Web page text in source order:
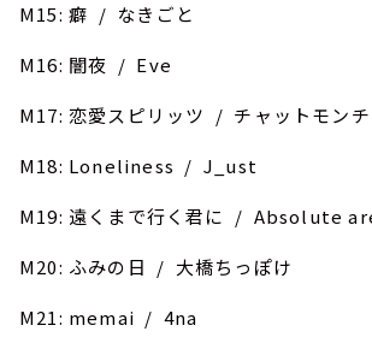
M15: 癖 / なきごと
M16: 闇夜 / Eve
M17: 恋愛スピリッツ / チャットモンチ
M18: Loneliness / J_ust
M19: 遠くまで行く君に / Absolute
M20: ふみの日 / 大橋ちっぽけ
M21: memai / 4na